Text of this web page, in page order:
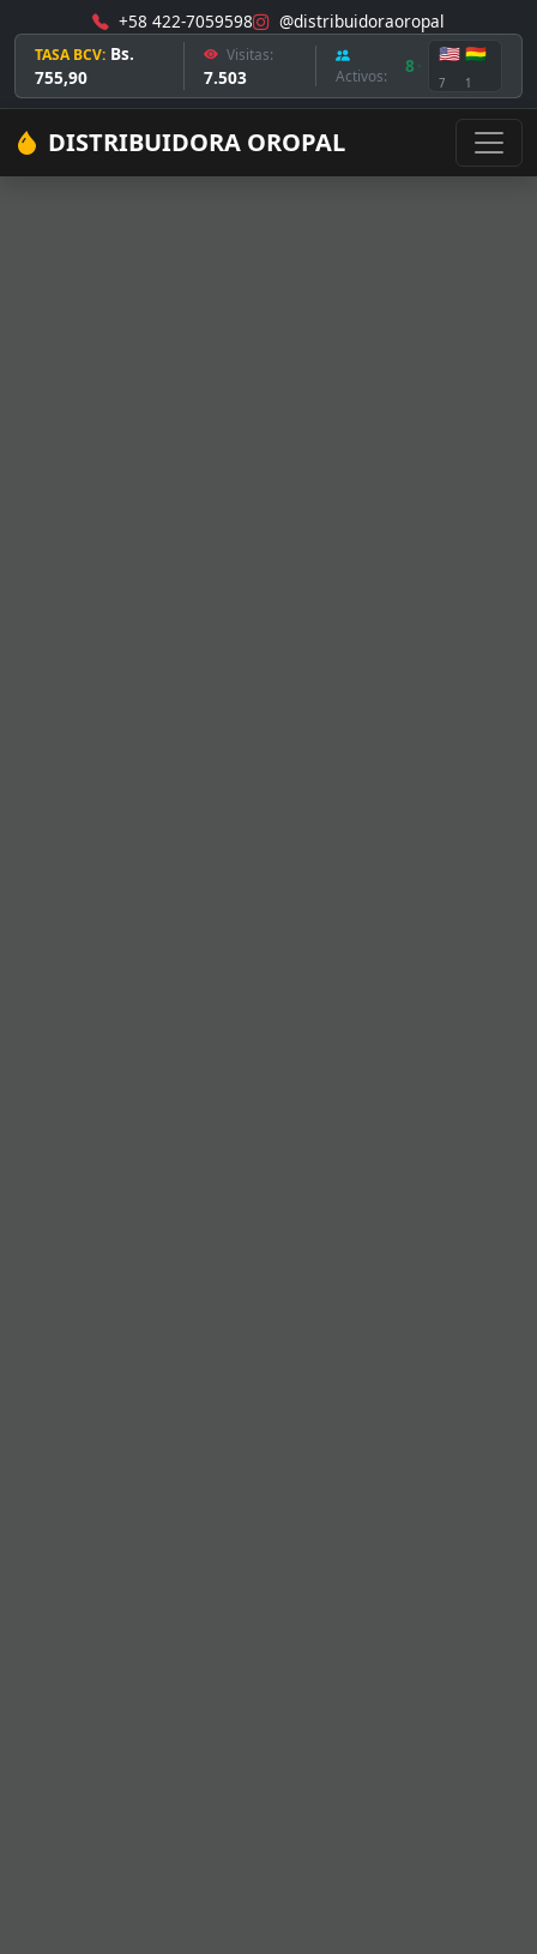
+58 422-7059598 @distribuidoraoropal
TASA BCV: Bs.
755,90
Visitas:
7.503 Activos: 8
🇺🇸
7
🇧🇴
1
DISTRIBUIDORA OROPAL